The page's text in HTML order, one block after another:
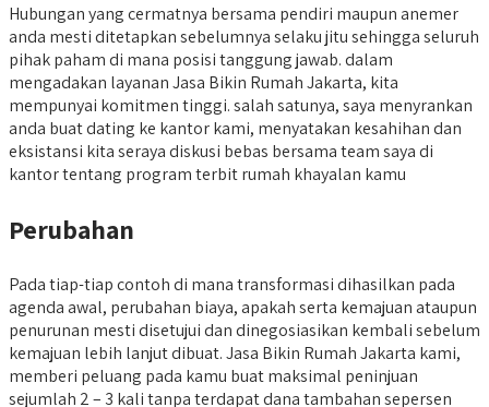
Hubungan yang cermatnya bersama pendiri maupun anemer
anda mesti ditetapkan sebelumnya selaku jitu sehingga seluruh
pihak paham di mana posisi tanggung jawab. dalam
mengadakan layanan Jasa Bikin Rumah Jakarta, kita
mempunyai komitmen tinggi. salah satunya, saya menyrankan
anda buat dating ke kantor kami, menyatakan kesahihan dan
eksistansi kita seraya diskusi bebas bersama team saya di
kantor tentang program terbit rumah khayalan kamu
Perubahan
Pada tiap-tiap contoh di mana transformasi dihasilkan pada
agenda awal, perubahan biaya, apakah serta kemajuan ataupun
penurunan mesti disetujui dan dinegosiasikan kembali sebelum
kemajuan lebih lanjut dibuat. Jasa Bikin Rumah Jakarta kami,
memberi peluang pada kamu buat maksimal peninjuan
sejumlah 2 – 3 kali tanpa terdapat dana tambahan sepersen